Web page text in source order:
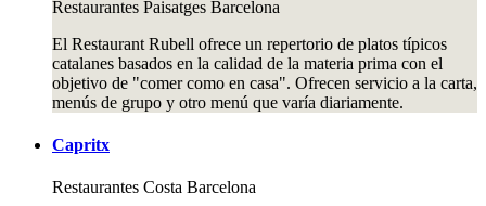
Restaurantes Paisatges Barcelona
El Restaurant Rubell ofrece un repertorio de platos típicos
catalanes basados en la calidad de la materia prima con el
objetivo de "comer como en casa". Ofrecen servicio a la carta,
menús de grupo y otro menú que varía diariamente.
Capritx
Restaurantes Costa Barcelona